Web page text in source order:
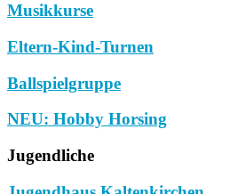
Musikkurse
Eltern-Kind-Turnen
Ballspielgruppe
NEU: Hobby Horsing
Jugendliche